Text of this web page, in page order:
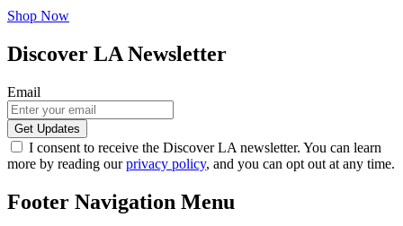
Shop Now
Discover LA Newsletter
Email
I consent to receive the Discover LA newsletter. You can learn
more by reading ourprivacy policy, and you can opt out at any time.
Footer Navigation Menu